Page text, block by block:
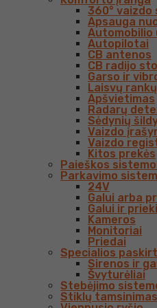
360° vaizdo
Apsauga
Automobilio
Autopilotai
CB antenos
CB radijo
Garso ir
Laisvų
Apšvietimas
Radarų
Sėdynių
Vaizdo
Vaizdo
Kitos prekės
Paieškos
Parkavimo
24V
Galui arba
Galui ir
Kameros
Monitoriai
Priedai
Specialios
Sirenos ir
Švyturėliai
Stebėjimo
Stiklų tamsinimas